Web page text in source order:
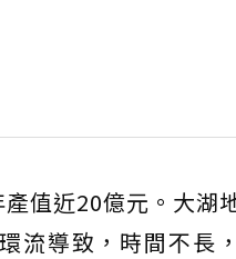
值近20億元。大湖
流導致，時間不長